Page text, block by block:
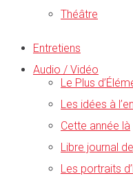
Théâtre
Entretiens
Audio / Vidéo
Le Plus
Les idées à
Cette année là
Libre journal
Les portraits